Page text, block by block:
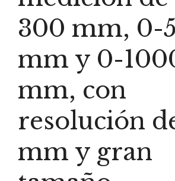
300 mm, 0-
mm y 0-
mm, con
resolución
mm y gran